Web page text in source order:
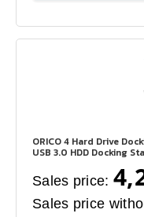
ORICO 4 Hard Drive
USB 3.0 HDD Docking
Sales price:
Sales price